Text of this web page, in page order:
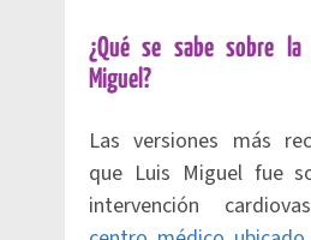
¿Qué se sabe sobre
Miguel?
Las versiones más
que Luis Miguel fue
intervención